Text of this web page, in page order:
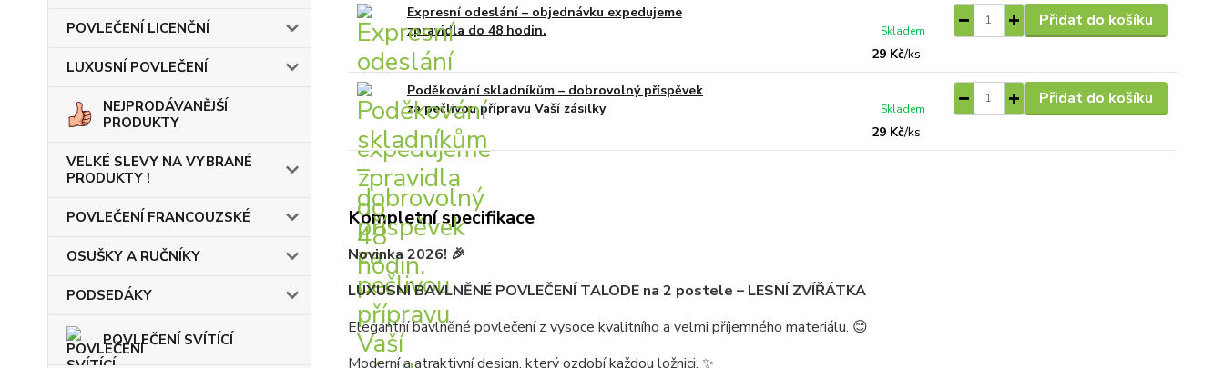
POVLEČENÍ LICENČNÍ
LUXUSNÍ POVLEČENÍ
NEJPRODÁVANĚJŠÍ
PRODUKTY
VELKÉ SLEVY NA VYBRANÉ
PRODUKTY !
POVLEČENÍ FRANCOUZSKÉ
OSUŠKY A RUČNÍKY
PODSEDÁKY
POVLEČENÍ SVÍTÍCÍ
Expresní odeslání – objednávku expedujeme
zpravidla do 48 hodin.
29 Kč/ks
Skladem
Přidat do košíku
Poděkování skladníkům – dobrovolný příspěvek
za pečlivou přípravu Vaší zásilky
29 Kč/ks
Skladem
Přidat do košíku
Kompletní specifikace
Novinka 2026! 🎉
LUXUSNÍ BAVLNĚNÉ POVLEČENÍ TALODE na 2 postele – LESNÍ ZVÍŘÁTKA
Elegantní bavlněné povlečení z vysoce kvalitního a velmi příjemného materiálu. 😊
Moderní a atraktivní design, který ozdobí každou ložnici. ✨